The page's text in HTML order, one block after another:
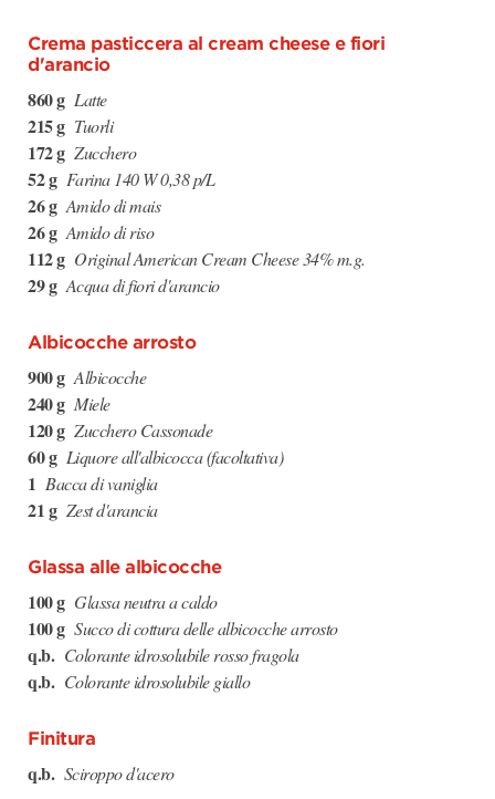
Crema pasticcera al cream cheese e fiori
d'arancio
860 g Latte
215 g Tuorli
172 g Zucchero
52 g Farina 140 W 0,38 p/L
26 g Amido di mais
26 g Amido di riso
112 g Original American Cream Cheese 34% m.g.
29 g Acqua di fiori d'arancio
Albicocche arrosto
900 g Albicocche
240 g Miele
120 g Zucchero Cassonade
60 g Liquore all'albicocca (facoltativa)
1 Bacca di vaniglia
21 g Zest d'arancia
Glassa alle albicocche
100 g Glassa neutra a caldo
100 g Succo di cottura delle albicocche arrosto
q.b. Colorante idrosolubile rosso fragola
q.b. Colorante idrosolubile giallo
Finitura
q.b. Sciroppo d'acero